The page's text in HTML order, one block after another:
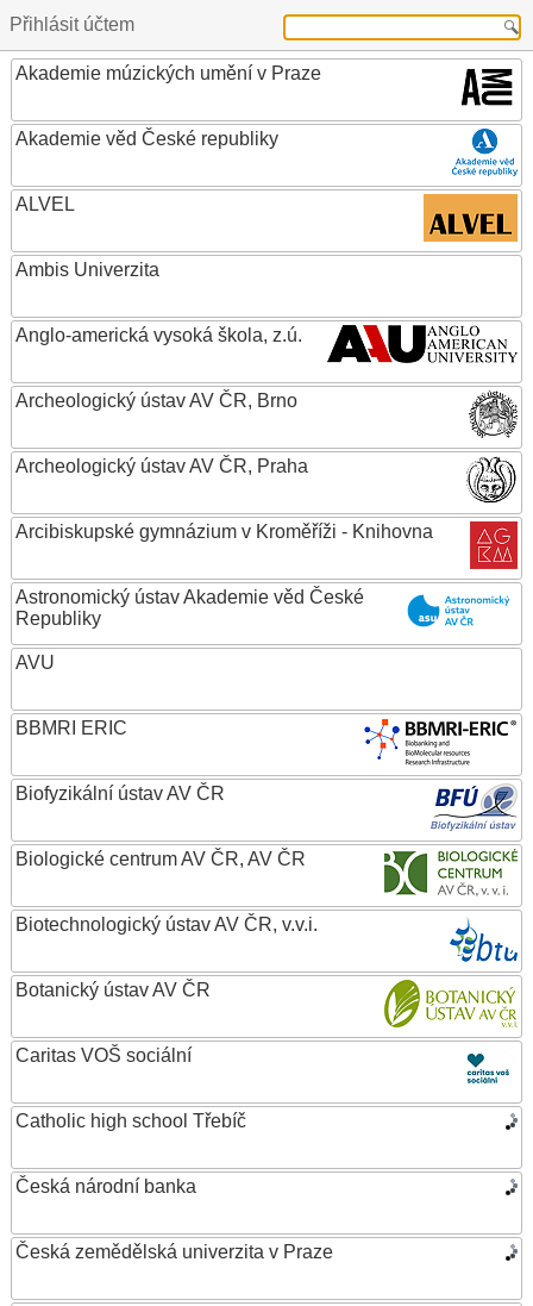
Přihlásit účtem
Akademie múzických umění v Praze
Akademie věd České republiky
ALVEL
Ambis Univerzita
Anglo-americká vysoká škola, z.ú.
Archeologický ústav AV ČR, Brno
Archeologický ústav AV ČR, Praha
Arcibiskupské gymnázium v Kroměříži - Knihovna
Astronomický ústav Akademie věd České
Republiky
AVU
BBMRI ERIC
Biofyzikální ústav AV ČR
Biologické centrum AV ČR, AV ČR
Biotechnologický ústav AV ČR, v.v.i.
Botanický ústav AV ČR
Caritas VOŠ sociální
Catholic high school Třebíč
Česká národní banka
Česká zemědělská univerzita v Praze